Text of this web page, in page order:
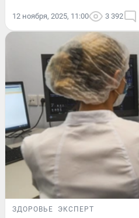
12 ноября, 2025, 11:00 3 392
ЗДОРОВЬЕ ЭКСПЕРТ